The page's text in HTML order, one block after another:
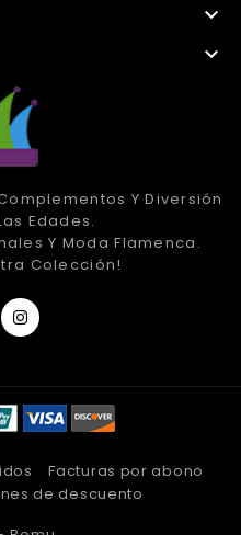


Y Diversión
Edades.
Y Moda Flamenca.
Colección!
Facturas por abono
de descuento